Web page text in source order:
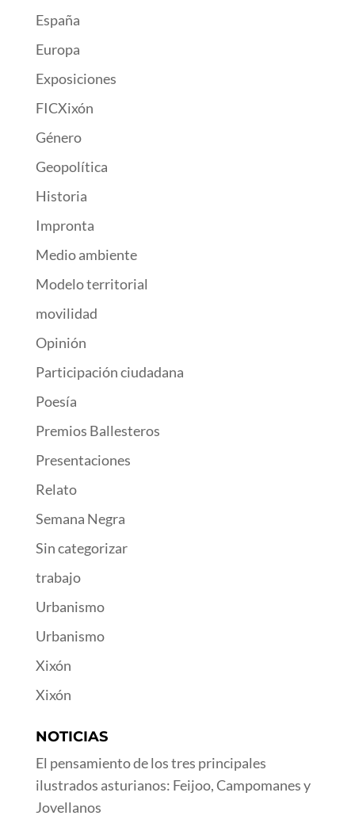
España
Europa
Exposiciones
FICXixón
Género
Geopolítica
Historia
Impronta
Medio ambiente
Modelo territorial
movilidad
Opinión
Participación ciudadana
Poesía
Premios Ballesteros
Presentaciones
Relato
Semana Negra
Sin categorizar
trabajo
Urbanismo
Urbanismo
Xixón
Xixón
NOTICIAS
El pensamiento de los tres principales
ilustrados asturianos: Feijoo, Campomanes y
Jovellanos